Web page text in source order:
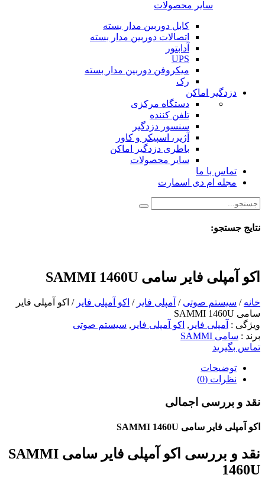
سایر محصولات
کابل دوربین مدار بسته
اتصالات دوربین مدار بسته
آدابتور
UPS
میکروفن دوربین مدار بسته
رک
دزدگیر اماکن
دستگاه مرکزی
تلفن کننده
سنسور دزدگیر
آژیر، اسپیکر و کاور
باطری دزدگیر اماکن
سایر محصولات
تماس با ما
مجله ام دی اسمارت
نتایج جستجو:
اکو آمپلی فایر سامی SAMMI 1460U
خانه / سیستم صوتی / آمپلی فایر / اکو آمپلی فایر / اکو آمپلی فایر
سامی SAMMI 1460U
ویژگی : آمپلی فایر , اکو آمپلی فایر , سیستم صوتی
برند : سامی SAMMI
تماس بگیرید
توضیحات
نظرات (0)
نقد و بررسی اجمالی
اکو آمپلی فایر سامی SAMMI 1460U
نقد و بررسی اکو آمپلی فایر سامی SAMMI
1460U